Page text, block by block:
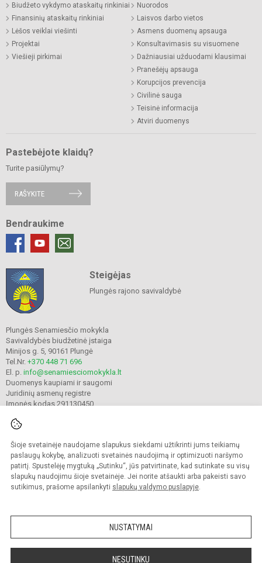
Šioje svetainėje naudojame slapukus siekdami užtikrinti jums teikiamų
paslaugų kokybę, analizuoti svetainės naudojimą ir optimizuoti naršymo
patirtį. Spustelėję mygtuką „Sutinku“, jūs patvirtinate, kad sutinkate su visų
slapukų naudojimu šioje svetainėje. Jei norite atšaukti arba pakeisti savo
sutikimus, prašome apsilankyti slapukų valdymo puslapyje.
NUSTATYMAI
NESUTINKU
Biudžeto vykdymo ataskaitų rinkiniai
Finansinių ataskaitų rinkiniai
Lėšos veiklai viešinti
Projektai
Viešieji pirkimai
Nuorodos
Laisvos darbo vietos
Asmens duomenų apsauga
Konsultavimasis su visuomene
Dažniausiai užduodami klausimai
Pranešėjų apsauga
Korupcijos prevencija
Civilinė sauga
Teisinė informacija
Atviri duomenys
Pastebėjote klaidų?
Turite pasiūlymų?
RAŠYKITE
Bendraukime
Steigėjas
Plungės rajono savivaldybė
Plungės Senamiesčio mokykla
Savivaldybės biudžetinė įstaiga
Minijos g. 5, 90161 Plungė
Tel.Nr. +370 448 71 696
El. p. info@senamiesciomokykla.lt
Duomenys kaupiami ir saugomi
Juridinių asmenų registre
Įmonės kodas 291130450
© 2022. Plungės Senamiesčio mokykla. Visos teisės saugomos.
Kopijuoti turinį be raštiško gimnazijos sutikimo griežtai draudžiama.
Prieinamumo paraiška Slapukų valdymas
Sumanus būdas atnaujinti